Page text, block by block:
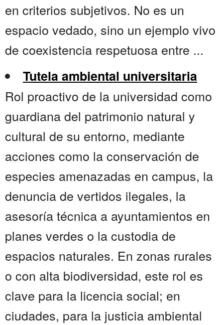
en criterios subjetivos. No es un
espacio vedado, sino un ejemplo vivo
de coexistencia respetuosa entre ...
Tutela ambiental universitaria
Rol proactivo de la universidad como
guardiana del patrimonio natural y
cultural de su entorno, mediante
acciones como la conservación de
especies amenazadas en campus, la
denuncia de vertidos ilegales, la
asesoría técnica a ayuntamientos en
planes verdes o la custodia de
espacios naturales. En zonas rurales
o con alta biodiversidad, este rol es
clave para la licencia social; en
ciudades, para la justicia ambiental